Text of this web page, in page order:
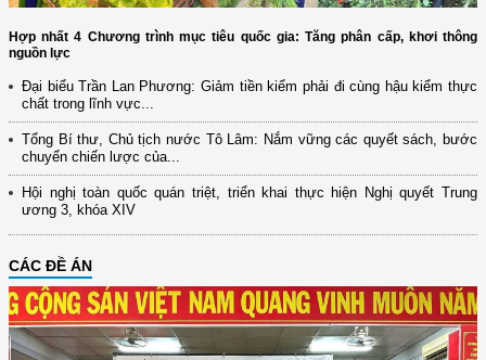
Hợp nhất 4 Chương trình mục tiêu quốc gia: Tăng phân cấp, khơi thông
nguồn lực
Đại biểu Trần Lan Phương: Giảm tiền kiểm phải đi cùng hậu kiểm thực
chất trong lĩnh vực...
Tổng Bí thư, Chủ tịch nước Tô Lâm: Nắm vững các quyết sách, bước
chuyển chiến lược của...
Hội nghị toàn quốc quán triệt, triển khai thực hiện Nghị quyết Trung
ương 3, khóa XIV
CÁC ĐỀ ÁN